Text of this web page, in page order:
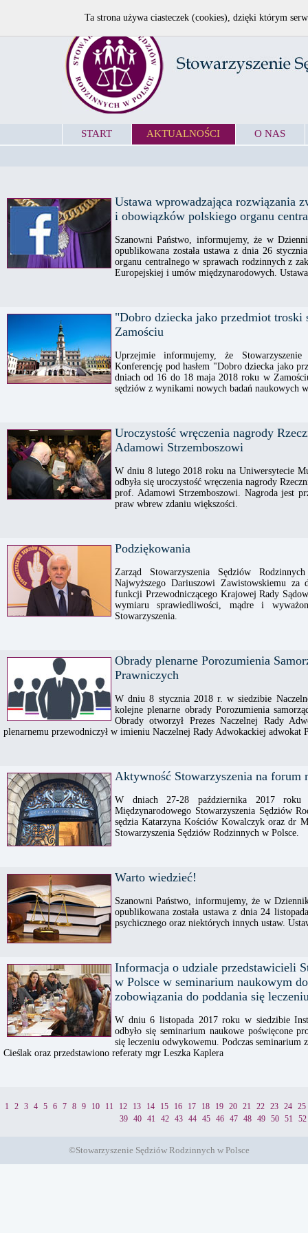
START AKTUALNOŚCI O NAS
Ustawa wprowadzająca rozwiązania
i obowiązków polskiego organu
Szanowni Państwo, informujemy, że w
opublikowana została ustawa z dnia 26
organu centralnego w sprawach rodzinnych z
Europejskiej i umów międzynarodowych.
"Dobro dziecka jako przedmiot troski
Zamościu
Uprzejmie informujemy, że
Konferencję pod hasłem "Dobro dziecka jako
dniach od 16 do 18 maja 2018 roku w
sędziów z wynikami nowych badań naukowych
Uroczystość wręczenia nagrody
Adamowi Strzemboszowi
W dniu 8 lutego 2018 roku na Uniwersytecie
odbyła się uroczystość wręczenia nagrody
prof. Adamowi Strzemboszowi. Nagroda jest
praw wbrew zdaniu większości.
Podziękowania
Zarząd Stowarzyszenia Sędziów
Najwyższego Dariuszowi Zawistowskiemu za
funkcji Przewodniczącego Krajowej Rady
wymiaru sprawiedliwości, mądre i
Stowarzyszenia.
Obrady plenarne Porozumienia
Prawniczych
W dniu 8 stycznia 2018 r. w siedzibie
kolejne plenarne obrady Porozumienia
Obrady otworzył Prezes Naczelnej Rady
plenarnemu przewodniczył w imieniu Naczelnej Rady Adwokackiej adwokat
Aktywność Stowarzyszenia na forum
W dniach 27-28 października 2017 roku
Międzynarodowego Stowarzyszenia Sędziów
sędzia Katarzyna Kościów Kowalczyk oraz dr
Stowarzyszenia Sędziów Rodzinnych w Polsce.
Warto wiedzieć!
Szanowni Państwo, informujemy, że w
opublikowana została ustawa z dnia 24
psychicznego oraz niektórych innych ustaw.
Informacja o udziale przedstawicieli
w Polsce w seminarium naukowym
zobowiązania do poddania się
W dniu 6 listopada 2017 roku w siedzibie
odbyło się seminarium naukowe poświęcone
się leczeniu odwykowemu. Podczas
Cieślak oraz przedstawiono referaty mgr Leszka Kaplera
1 2 3 4 5 6 7 8 9 10 11 12 13 14 15 16 17 18 19 20 21 22 23 24
25
39
40 41 42 43 44 45 46 47 48 49 50 51 52
©Stowarzyszenie Sędziów Rodzinnych w Polsce
Ta strona używa ciasteczek (cookies), dzięki którym